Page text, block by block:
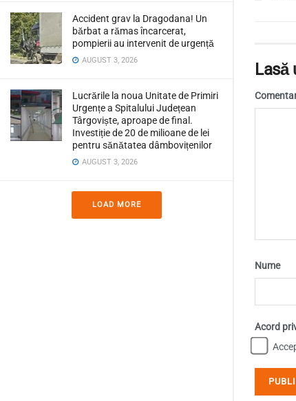
Accident grav la Dragodana! Un
bărbat a rămas încarcerat,
pompierii au intervenit de urgență
AUGUST 3, 2026
Lucrările la noua Unitate de Primiri
Urgențe a Spitalului Județean
Târgoviște, aproape de final.
Investiție de 20 de milioane de lei
pentru sănătatea dâmbovițenilor
AUGUST 3, 2026
LOAD MORE
Lasă
Nume
Acord